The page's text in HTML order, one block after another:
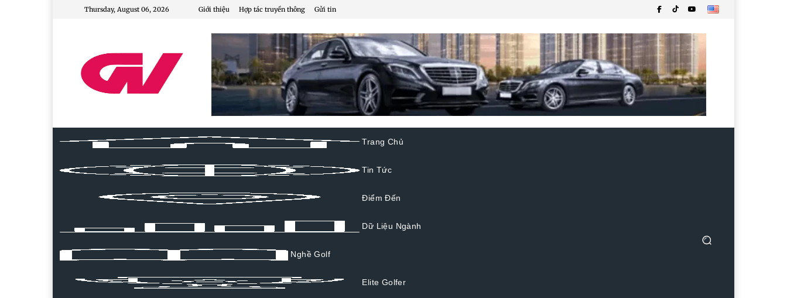
Thursday, August 06, 2026 Giới thiệu Hợp tác truyền thông Gửi tin
Trang Chủ
Tin Tức
Điểm Đến
Dữ Liệu Ngành
Nghề Golf
Elite Golfer